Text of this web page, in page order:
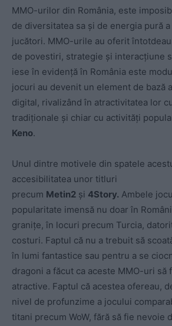
MMO-urilor din România, este
de diversitatea sa și de energia pură
jucători. MMO-urile au oferit
de povestiri, strategie și interacțiune
iese în evidență în România este
jocuri au devenit un element de bază
digital, rivalizând în atractivitatea lor
tradiționale și chiar cu activități
Keno.
Unul dintre motivele din spatele
accesibilitatea unor titluri
precum Metin2 și 4Story. Ambele
popularitate imensă nu doar în
granițe, în locuri precum Turcia,
costuri. Faptul că nu a trebuit să
în lumi fantastice sau pentru a se
dragoni a făcut ca aceste MMO-uri să
atractive. Faptul că acestea ofereau,
nivel de profunzime a jocului
titani precum WoW, fără să fie nevoie